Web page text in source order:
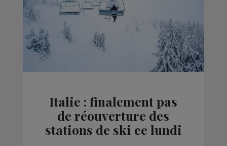
Italie : finalement pas
de réouverture des
stations de ski ce lundi